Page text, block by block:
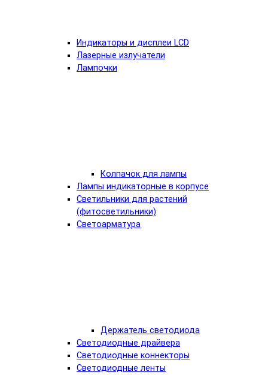
Индикаторы и дисплеи LCD
Лазерные излучатели
Лампочки
Колпачок для лампы
Лампы индикаторные в корпусе
Светильники для растений
(фитосветильники)
Светоарматура
Держатель светодиода
Светодиодные драйвера
Светодиодные коннекторы
Светодиодные ленты